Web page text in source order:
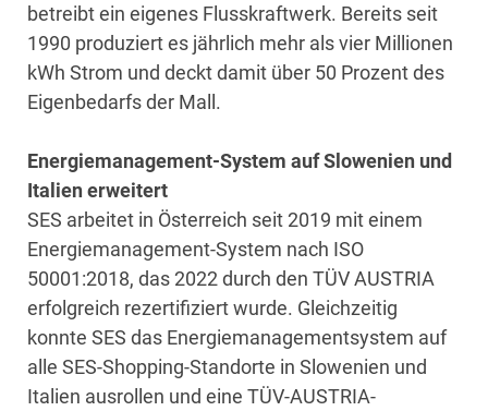
betreibt ein eigenes Flusskraftwerk. Bereits seit
1990 produziert es jährlich mehr als vier Millionen
kWh Strom und deckt damit über 50 Prozent des
Eigenbedarfs der Mall.
Energiemanagement-System auf Slowenien und
Italien erweitert
SES arbeitet in Österreich seit 2019 mit einem
Energiemanagement-System nach ISO
50001:2018, das 2022 durch den TÜV AUSTRIA
erfolgreich rezertifiziert wurde. Gleichzeitig
konnte SES das Energiemanagementsystem auf
alle SES-Shopping-Standorte in Slowenien und
Italien ausrollen und eine TÜV-AUSTRIA-